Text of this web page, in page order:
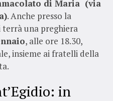
di Maria (via
. Anche presso la
terrà una preghiera
, alle ore 18.30,
insieme ai fratelli della
in